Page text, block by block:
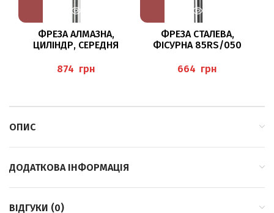
ФРЕЗА АЛМАЗНА,
ЦИЛІНДР, СЕРЕДНЯ
грн
ФРЕЗА СТАЛЕВА,
ФІСУРНА 85RS/050
грн
ОПИС
ДОДАТКОВА ІНФОРМАЦІЯ
ВІДГУКИ (0)